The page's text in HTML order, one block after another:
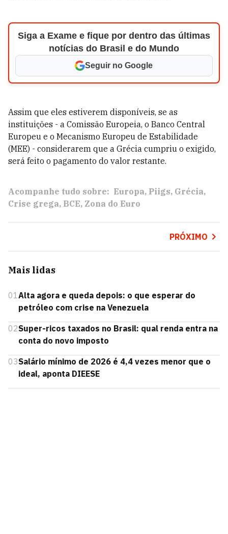
Siga a Exame e fique por dentro das últimas
notícias do Brasil e do Mundo
Seguir no Google
Assim que eles estiverem disponíveis, se as
instituições - a Comissão Europeia, o Banco Central
Europeu e o Mecanismo Europeu de Estabilidade
(MEE) - considerarem que a Grécia cumpriu o exigido,
será feito o pagamento do valor restante.
Acompanhe tudo sobre: Europa Piigs Grécia
Crise grega BCE Zona do Euro
PRÓXIMO
Mais lidas
01Alta agora e queda depois: o que esperar do
petróleo com crise na Venezuela
02Super-ricos taxados no Brasil: qual renda entra na
conta do novo imposto
03Salário mínimo de 2026 é 4,4 vezes menor que o
ideal, aponta DIEESE